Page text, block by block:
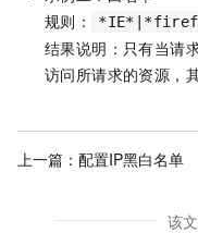
规则：
结果说明：只有当请
访问所请求的资源，
上一篇： 配置IP黑白名单
该